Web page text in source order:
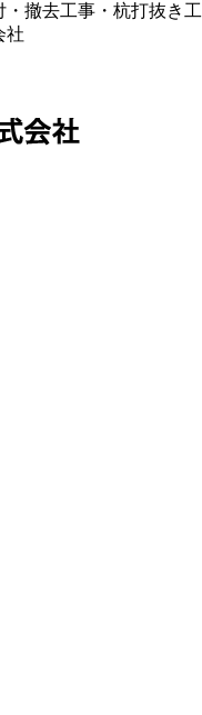
撤去工事・杭打抜き工
社